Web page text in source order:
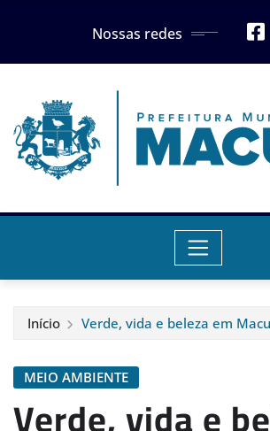
Nossas redes
Início Verde, vida e beleza em
MEIO AMBIENTE